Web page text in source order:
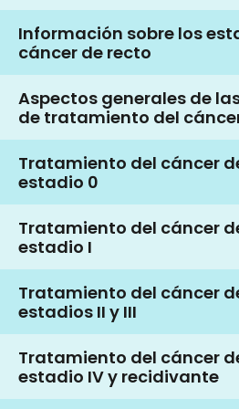
Información sobre los
cáncer de recto
Aspectos generales de
de tratamiento del
Tratamiento del cáncer
estadio 0
Tratamiento del cáncer
estadio I
Tratamiento del cáncer
estadios II y III
Tratamiento del cáncer
estadio IV y recidivante